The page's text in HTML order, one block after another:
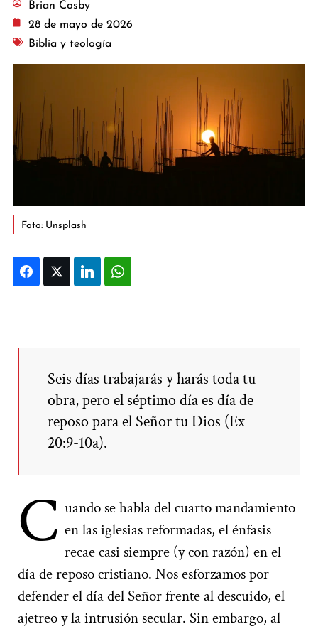
Brian Cosby
28 de mayo de 2026
Biblia y teología
Foto: Unsplash
FacebookTwitter LinkedIn
Seis días trabajarás y harás toda tu
obra, pero el séptimo día es día de
reposo para el Señor tu Dios (Ex
20:9-10a).
C uando se habla del cuarto mandamiento
en las iglesias reformadas, el énfasis
recae casi siempre (y con razón) en el
día de reposo cristiano. Nos esforzamos por
defender el día del Señor frente al descuido, el
ajetreo y la intrusión secular. Sin embargo, al